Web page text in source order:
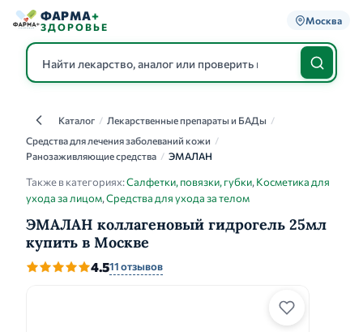
ФАРМА+
ЗДОРОВЬЕ
Москва
КаталогКаталог / Лекарственные препараты и БАДы /
Средства для лечения заболеваний кожи /
Ранозаживляющие средства / ЭМАЛАН
Также в категориях:Салфетки, повязки, губки, Косметика для
ухода за лицом,Средства для ухода за телом
ЭМАЛАН коллагеновый гидрогель 25мл
купить в Москве
4.511 отзывов